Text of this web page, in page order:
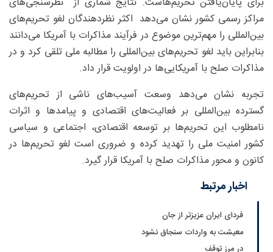
مراکز رسمی کشور نشان می‌دهد اکثر نظر‌دهندگان لغو تحریم‌های
بین‌المللی را مهم‌ترین موضوع در فرآیند مذاکرات با آمریکا می‌دانند
بنابراین باید لغو تحریم‌های بین‌المللی را مطالبه ملی تلقی کرد و در
مذاکرات صلح با آمریکایی‌ها در اولویت قرار داد.
تجربه نشان می‌دهد وسعت آسیب‌های ناشی از تحریم‌های
گسترده بین‌المللی بر فعالیت‌های اقتصادی و پیامدها و اثرات
نامطلوب این تحریم‌ها بر توسعه اقتصادی، اجتماعی و سیاسی
کشور امنیت ملی را تهدید کرده و ضروری است لغو تحریم‌ها در
کانون و محور مذاکرات صلح با آمریکا قرار گیرد.
اخبار مرتبط
فردای ایران عزیزتر از جان
معیشت به واردات سنجاق نشود
در مرز توقف